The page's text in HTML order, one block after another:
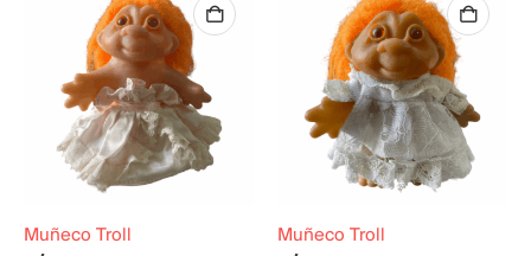
Muñeco Troll Muñeco Troll